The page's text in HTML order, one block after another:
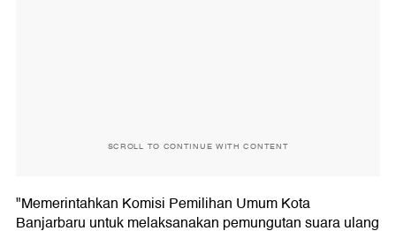
SCROLL TO CONTINUE WITH CONTENT
"Memerintahkan Komisi Pemilihan Umum Kota
Banjarbaru untuk melaksanakan pemungutan suara ulang